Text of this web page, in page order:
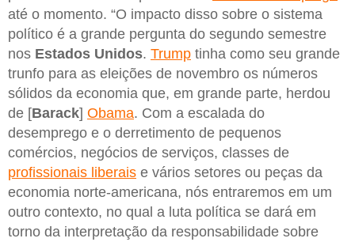
até o momento. “O impacto disso sobre o sistema
político é a grande pergunta do segundo semestre
nos Estados Unidos. Trump tinha como seu grande
trunfo para as eleições de novembro os números
sólidos da economia que, em grande parte, herdou
de [Barack] Obama. Com a escalada do
desemprego e o derretimento de pequenos
comércios, negócios de serviços, classes de
profissionais liberais e vários setores ou peças da
economia norte-americana, nós entraremos em um
outro contexto, no qual a luta política se dará em
torno da interpretação da responsabilidade sobre